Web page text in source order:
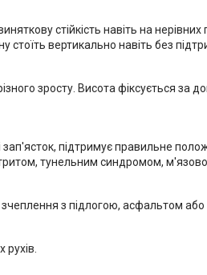
стійкість навіть на нерівних
вертикально навіть без
зросту. Висота фіксується за
підтримує правильне
тунельним синдромом,
з підлогою, асфальтом або